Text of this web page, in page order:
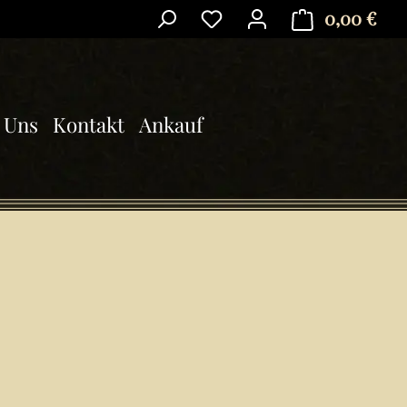
0,00 €
Kontakt Ankauf